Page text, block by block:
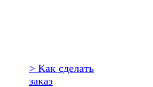
> Как сделать
заказ